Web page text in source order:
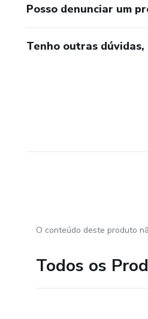
Posso denunciar um
Tenho outras
O conteúdo deste produto
Todos os